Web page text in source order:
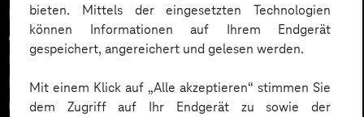
bieten. Mittels der eingesetzten Technologien
können Informationen auf Ihrem Endgerät
gespeichert, angereichert und gelesen werden.
Mit einem Klick auf „Alle akzeptieren“ stimmen Sie
dem Zugriff auf Ihr Endgerät zu sowie der
KI‑Agenten im HR sind mehr als Chatbots: Sie
orchestrieren Prozesse entlang der gesamten
Employee Journey und schaffen messbaren Business
Impact. Der Beitrag zeigt konkrete Use Cases,
relevante KPIs für den Mittelstand sowie